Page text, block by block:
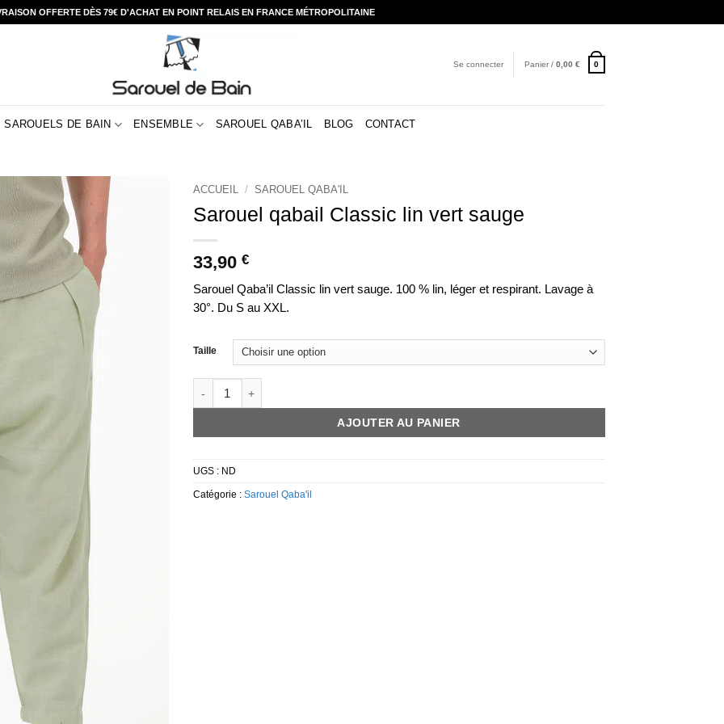
OFFERTE DÈS 79€ D'ACHAT EN POINT RELAIS EN FRANCE MÉTROPOLITAINE
Se connecter Panier / 0,00 € 0
SAROUELS DE BAIN ENSEMBLE SAROUEL QABA’IL BLOG CONTACT
ACCUEIL / SAROUEL QABA'IL
Sarouel qabail Classic lin vert sauge
33,90 €
Sarouel Qaba’il Classic lin vert sauge. 100 % lin, léger et respirant. Lavage à
30°. Du S au XXL.
Taille
quantité de Sarouel qabail Classic lin vert sauge
AJOUTER AU PANIER
UGS : ND
Catégorie : Sarouel Qaba'il